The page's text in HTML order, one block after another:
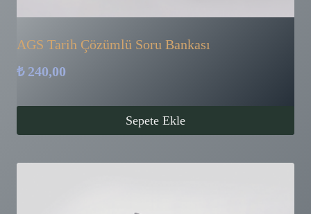
AGS Tarih Çözümlü Soru Bankası
₺240,00
Sepete Ekle